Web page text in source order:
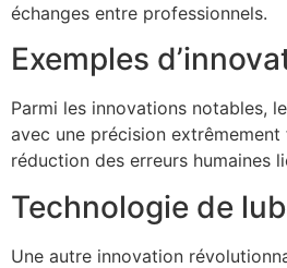
échanges entre professionnels.
Exemples
Parmi les innovations notables, le
avec une précision extrêmement
réduction des erreurs humaines
Technologie de
Une autre innovation